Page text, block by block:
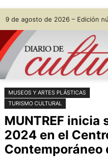
Saltar
al
contenido
Skip
to
content
9 de agosto de 2026 – Edición
MUSEOS Y ARTES PLÁSTICAS
TURISMO CULTURAL
MUNTREF inicia
2024 en el
Contemporáneo